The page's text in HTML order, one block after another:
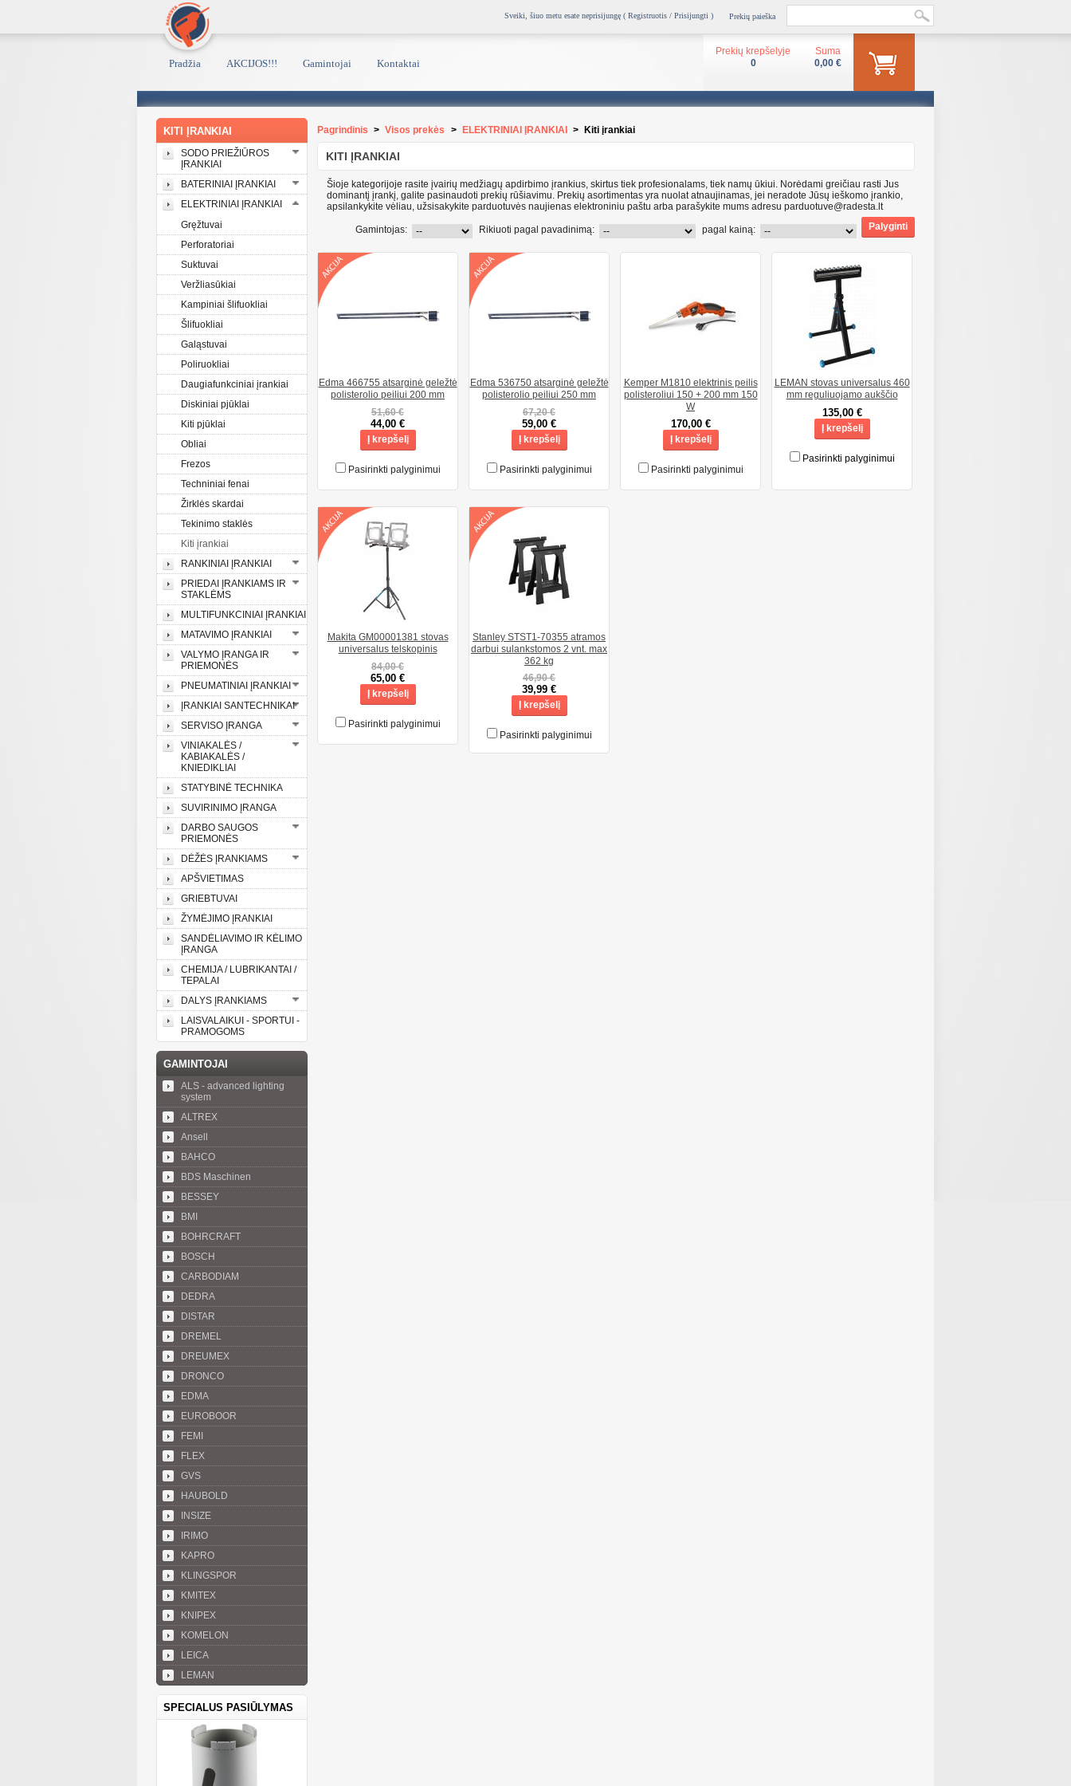
Prekių paieška
Sveiki, šiuo metu esate neprisijungę ( Registruotis / Prisijungti )
Pradžia AKCIJOS!!! Gamintojai Kontaktai
Suma
0,00 €
Prekių krepšelyje
0
KITI ĮRANKIAI
SODO PRIEŽIŪROS
ĮRANKIAI
BATERINIAI ĮRANKIAI
ELEKTRINIAI ĮRANKIAI
Gręžtuvai
Perforatoriai
Suktuvai
Veržliasūkiai
Kampiniai šlifuokliai
Šlifuokliai
Galąstuvai
Poliruokliai
Daugiafunkciniai įrankiai
Diskiniai pjūklai
Kiti pjūklai
Obliai
Frezos
Techniniai fenai
Žirklės skardai
Tekinimo staklės
Kiti įrankiai
RANKINIAI ĮRANKIAI
PRIEDAI ĮRANKIAMS IR
STAKLĖMS
MULTIFUNKCINIAI ĮRANKIAI
MATAVIMO ĮRANKIAI
VALYMO ĮRANGA IR
PRIEMONĖS
PNEUMATINIAI ĮRANKIAI
ĮRANKIAI SANTECHNIKAI
SERVISO ĮRANGA
VINIAKALĖS /
KABIAKALĖS /
KNIEDIKLIAI
STATYBINĖ TECHNIKA
SUVIRINIMO ĮRANGA
DARBO SAUGOS
PRIEMONĖS
DĖŽĖS ĮRANKIAMS
APŠVIETIMAS
GRIEBTUVAI
ŽYMĖJIMO ĮRANKIAI
SANDĖLIAVIMO IR KĖLIMO
ĮRANGA
CHEMIJA / LUBRIKANTAI /
TEPALAI
DALYS ĮRANKIAMS
LAISVALAIKUI - SPORTUI -
PRAMOGOMS
GAMINTOJAI
ALS - advanced lighting
system
ALTREX
Ansell
BAHCO
BDS Maschinen
BESSEY
BMI
BOHRCRAFT
BOSCH
CARBODIAM
DEDRA
DISTAR
DREMEL
DREUMEX
DRONCO
EDMA
EUROBOOR
FEMI
FLEX
GVS
HAUBOLD
INSIZE
IRIMO
KAPRO
KLINGSPOR
KMITEX
KNIPEX
KOMELON
LEICA
LEMAN
SPECIALUS PASIŪLYMAS
Pagrindinis > Visos prekės > ELEKTRINIAI ĮRANKIAI > Kiti įrankiai
KITI ĮRANKIAI
Šioje kategorijoje rasite įvairių medžiagų apdirbimo įrankius, skirtus tiek profesionalams, tiek namų ūkiui. Norėdami greičiau rasti Jus
dominantį įrankį, galite pasinaudoti prekių rūšiavimu. Prekių asortimentas yra nuolat atnaujinamas, jei neradote Jūsų ieškomo įrankio,
apsilankykite vėliau, užsisakykite parduotuvės naujienas elektroniniu paštu arba parašykite mums adresu parduotuve@radesta.lt
pagal kainą:
Rikiuoti pagal pavadinimą:
Gamintojas:
Edma 466755 atsarginė geležtė
polisterolio peiliui 200 mm
51,60 €
44,00 €
Į krepšelį
Pasirinkti palyginimui
Edma 536750 atsarginė geležtė
polisterolio peiliui 250 mm
67,20 €
59,00 €
Į krepšelį
Pasirinkti palyginimui
Kemper M1810 elektrinis peilis
polisteroliui 150 + 200 mm 150
W
170,00 €
Į krepšelį
Pasirinkti palyginimui
LEMAN stovas universalus 460
mm reguliuojamo aukščio
135,00 €
Į krepšelį
Pasirinkti palyginimui
Makita GM00001381 stovas
universalus telskopinis
84,00 €
65,00 €
Į krepšelį
Pasirinkti palyginimui
Stanley STST1-70355 atramos
darbui sulankstomos 2 vnt. max
362 kg
46,90 €
39,99 €
Į krepšelį
Pasirinkti palyginimui